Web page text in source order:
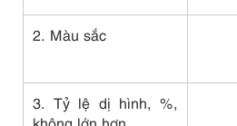
2. Màu sắc
3. Tỷ lệ dị hình, %,